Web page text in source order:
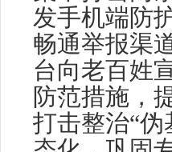
发手机端防
畅通举报渠
台向老百姓
防范措施，
打击整治“